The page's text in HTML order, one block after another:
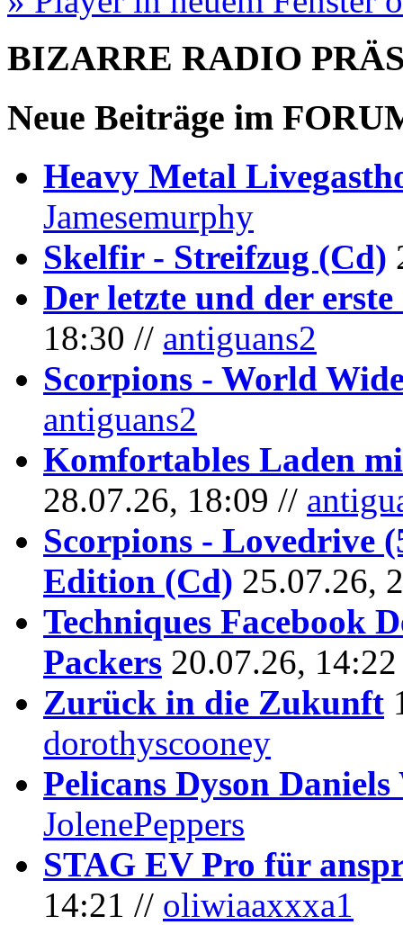
BIZARRE RADIO
Neue Beiträge im
Heavy Metal
Jamesemurphy
Skelfir - Streifzug (Cd)
Der letzte und der erste
18:30 // antiguans2
Scorpions - World
antiguans2
Komfortables Laden
28.07.26, 18:09 //
Scorpions - Lovedrive
Edition (Cd) 25.07.26,
Techniques Facebook
Packers 20.07.26,
Zurück in die Zukunft
dorothyscooney
Pelicans Dyson
JolenePeppers
STAG EV Pro für
14:21 // oliwiaaxxxa1